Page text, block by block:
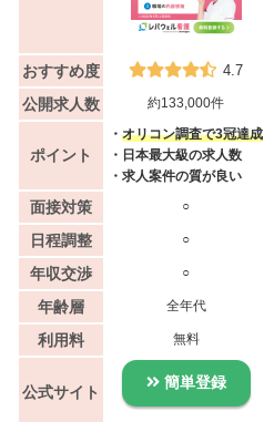
おすすめ度 4.7
公開求人数 約133,000件
ポイント
・ オリコン調査で3冠達成
・日本最大級の求人数
・求人案件の質が良い
面接対策 ○
日程調整 ○
年収交渉 ○
年齢層 全年代
利用料 無料
公式サイト
簡単登録